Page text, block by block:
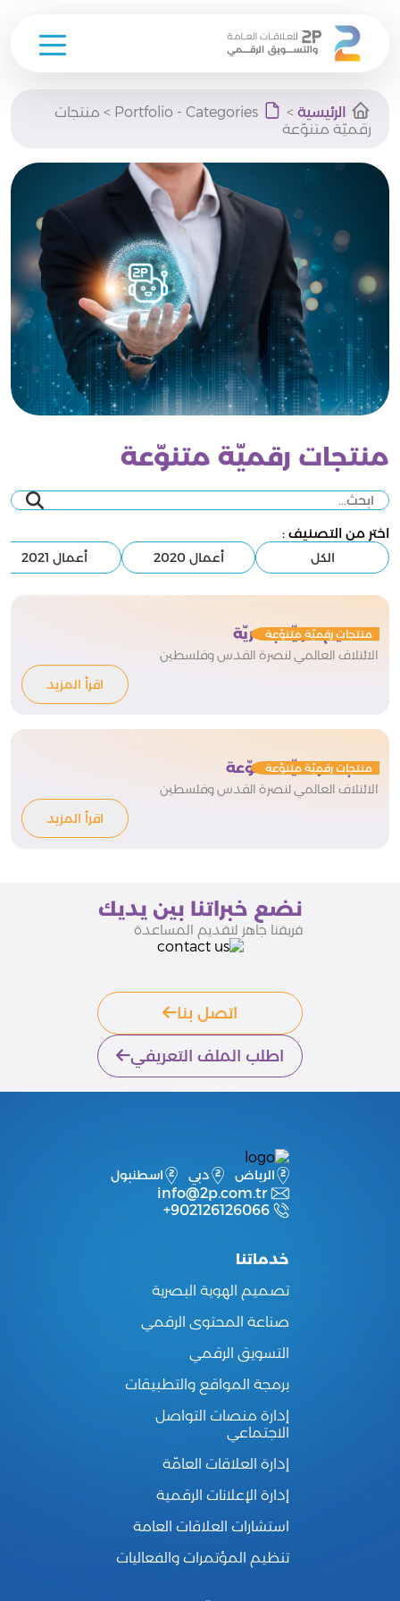
content
الرئيسية >
> منتجات
رقميّة متنوّعة
منتجات رقميّة متنوّعة
اختر من التصنيف :
الكل أعمال 2020 أعمال 2021
منتجات رقميّة متنوّعة
تصميم هويّة بصريّة
الائتلاف العالمي لنصرة القدس وفلسطين
اقرأ المزيد
منتجات رقميّة متنوّعة
منتجات رقميّة متنوّعة
الائتلاف العالمي لنصرة القدس وفلسطين
اقرأ المزيد
نضع خبراتنا بين يديك
فريقنا جاهز لتقديم المساعدة
اتصل بنا
اطلب الملف التعريفي
الرياض دبي اسطنبول
info@2p.com.tr
+902126126066
خدماتنا
تصميم الهوية البصرية
صناعة المحتوى الرقمي
التسويق الرقمي
برمجة المواقع والتطبيقات
إدارة منصات التواصل
الاجتماعي
إدارة العلاقات العامّة
إدارة الإعلانات الرقمية
استشارات العلاقات العامة
تنظيم المؤتمرات والفعاليات